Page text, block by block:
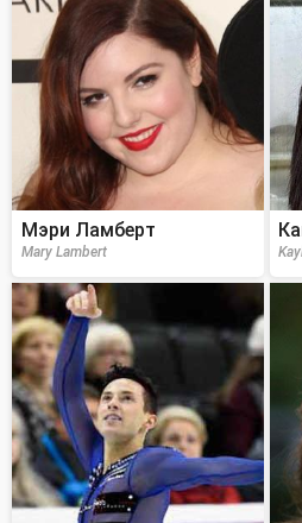
Мэри Ламберт
Mary Lambert